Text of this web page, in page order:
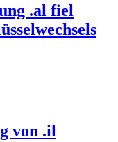
.al fiel
von .il